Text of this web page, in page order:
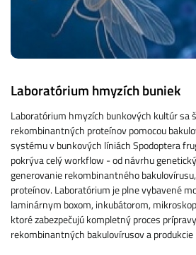
Laboratórium hmyzích buniek
Laboratórium hmyzích bunkových kultúr sa
rekombinantných proteínov pomocou
systému v bunkových líniách Spodoptera
pokrýva celý workflow - od návrhu
generovanie rekombinantného
proteínov. Laboratórium je plne vybavené
laminárnym boxom, inkubátorom,
ktoré zabezpečujú kompletný proces
rekombinantných bakulovírusov a